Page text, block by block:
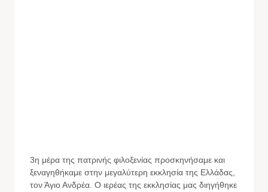
3η μέρα της πατρινής φιλοξενίας προσκηνήσαμε και
ξεναγηθήκαμε στην μεγαλύτερη εκκλησία της Ελλάδας,
τον Άγιο Ανδρέα. Ο ιερέας της εκκλησίας μας διηγήθηκε